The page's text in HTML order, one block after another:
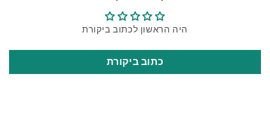
היה הראשון לכתוב ביקורת
כתוב ביקורת